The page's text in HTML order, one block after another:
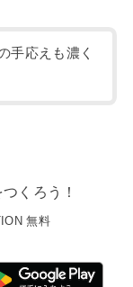
手応えも濃く
くろう！
無料